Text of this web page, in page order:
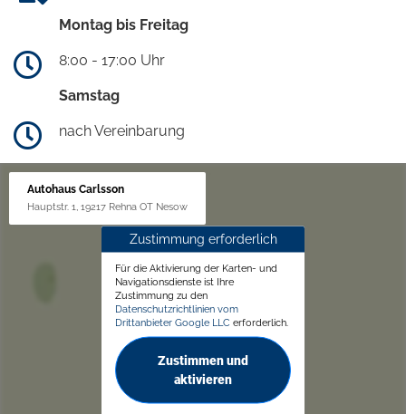
Montag bis Freitag
8:00 - 17:00 Uhr
Samstag
nach Vereinbarung
Autohaus Carlsson
Hauptstr. 1, 19217 Rehna OT Nesow
Zustimmung erforderlich
Für die Aktivierung der Karten- und
Navigationsdienste ist Ihre
Zustimmung zu den
Datenschutzrichtlinien vom
Drittanbieter Google LLC erforderlich.
Zustimmen und
aktivieren